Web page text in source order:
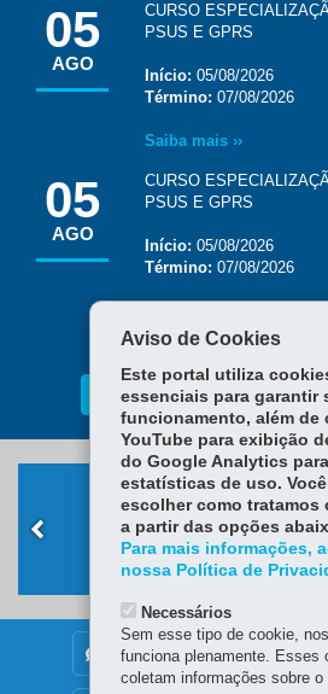
05
AGO
CURSO
PSUS E GPRS
Início: 05/08/2026
Término: 07/08/2026
Saiba mais ››
05
AGO
CURSO
PSUS E GPRS
Início: 05/08/2026
Término: 07/08/2026
Reserva de Recursos ››
RET-SUS
DENUNCIE CORRUPÇÃO
Aviso de Cookies
Este portal utiliza
essenciais para garantir
funcionamento, além de
YouTube para exibição
do Google Analytics
estatísticas de uso.
escolher como tratamos
a partir das opções
Para mais informações,
nossa Política de
Necessários
Sem esse tipo de cookie,
funciona plenamente. Esses
coletam informações sobre o